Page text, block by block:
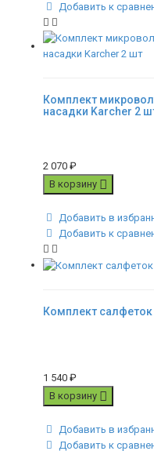
Добавить к
Комплект
насадки Karcher 2
2 070 ₽
В корзину
Добавить в
Добавить к
Комплект
1 540 ₽
В корзину
Добавить в
Добавить к